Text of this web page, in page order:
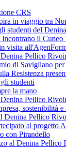
CRS
in viaggio tra
studenti del
incontrano il Cuneo
visita
Pellico
di Savigliano
Resistenza
studenti
la mano
Pellico
sostenibilità
Denina Pellico
al progetto
con Pirandello
al Denina Pellico